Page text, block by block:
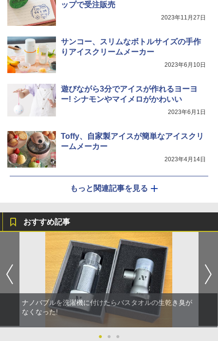
ップで受注販売
2023年11月27日
サンコー、スリムなボトルサイズの手作
りアイスクリームメーカー
2023年6月10日
遊びながら3分でアイスが作れるヨーヨ
ー! シナモンやマイメロがかわいい
2023年6月1日
Toffy、自家製アイスが簡単なアイスクリ
ームメーカー
2023年4月14日
もっと関連記事を見る
おすすめ記事
ナノバブルを洗濯機に付けたらバスタオルの生乾き臭が
なくなった!
● ● ●